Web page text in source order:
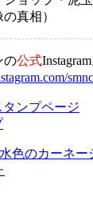
真相）
の公式Instagram
ンプページ
色のカーネー